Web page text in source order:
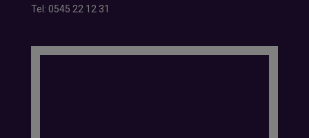
Tel: 0545 22 12 31